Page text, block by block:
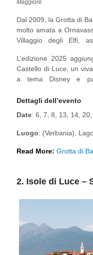
Maggiore
Dal 2009, la Grotta di
molto amata a
Villaggio degli Elfi,
metri che si apre in
metri, dove Babbo
L’edizione 2025
Castello di Luce, un
a tema Disney e
Dettagli dell’evento
Date: 6, 7, 8, 13, 14,
Luogo: (Verbania),
Read More: Grotta di
2. Isole di Luce –